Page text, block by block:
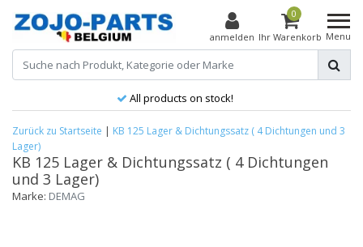
anmelden
0
Ihr Warenkorb Menu
All products on stock!
Zurück zu Startseite | KB 125 Lager & Dichtungssatz ( 4 Dichtungen und 3
Lager)
KB 125 Lager & Dichtungssatz ( 4 Dichtungen
und 3 Lager)
Marke: DEMAG